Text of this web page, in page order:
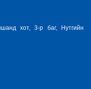
хот, 3-р баг, Нутгийн